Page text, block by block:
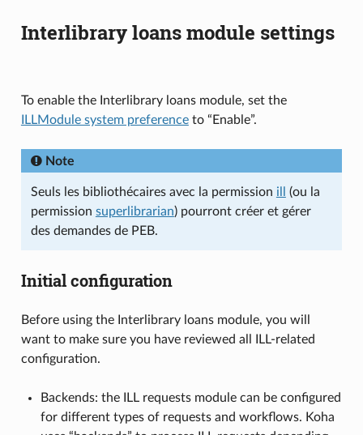
Interlibrary loans module settings
To enable the Interlibrary loans module, set the
ILLModule system preferenceto “Enable”.
Note
Seuls les bibliothécaires avec la permission ill
(ou la
permission superlibrarian) pourront créer et gérer
des demandes de PEB.
Initial configuration
Before using the Interlibrary loans module, you will
want to make sure you have reviewed all ILL-related
configuration.
Backends: the ILL requests module can be configured
for different types of requests and workflows. Koha